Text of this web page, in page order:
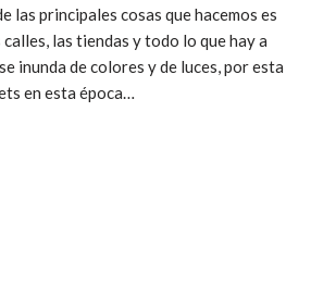
las principales cosas que hacemos es
las tiendas y todo lo que hay a
inunda de colores y de luces, por esta
en esta época…